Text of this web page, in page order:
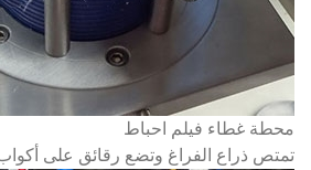
محطة غطاء فيلم احباط
تمتص ذراع الفراغ وتضع رقائق على